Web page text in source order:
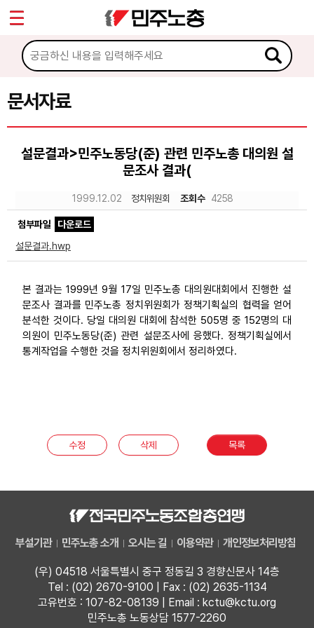
문서자료
설문결과>민주노동당(준) 관련 민주노총 대의원 설
문조사 결과(
1999.12.02 정치위원회 조회수 4258
첨부파일
다운로드
설문결과.hwp
본 결과는 1999년 9월 17일 민주노총 대의원대회에서 진행한 설
문조사 결과를 민주노총 정치위원회가 정책기획실의 협력을 얻어
분석한 것이다. 당일 대의원 대회에 참석한 505명 중 152명의 대
의원이 민주노동당(준) 관련 설문조사에 응했다. 정책기획실에서
통계작업을 수행한 것을 정치위원회에서 정리하였다.
수정 삭제 목록
부설기관 민주노총 소개 오시는 길 이용약관 개인정보처리방침
(우) 04518 서울특별시 중구 정동길 3 경향신문사 14층
Tel : (02) 2670-9100 | Fax : (02) 2635-1134
고유번호 : 107-82-08139 | Email : kctu@kctu.org
민주노총 노동상담 1577-2260
마이페이지
소개
소식
문서자료
이미지자료
카드뉴스
부설기관
Sketchbook5, 스케치북5
Sketchbook5, 스케치북5